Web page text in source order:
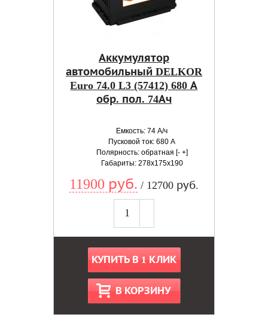
Аккумулятор
автомобильный DELKOR
Euro 74.0 L3 (57412) 680 А
обр. пол. 74Ач
Емкость: 74 А/ч
Пусковой ток: 680 А
Полярность: обратная [- +]
Габариты: 278x175x190
11900 руб. / 12700 руб.
КУПИТЬ В 1 КЛИК
В КОРЗИНУ